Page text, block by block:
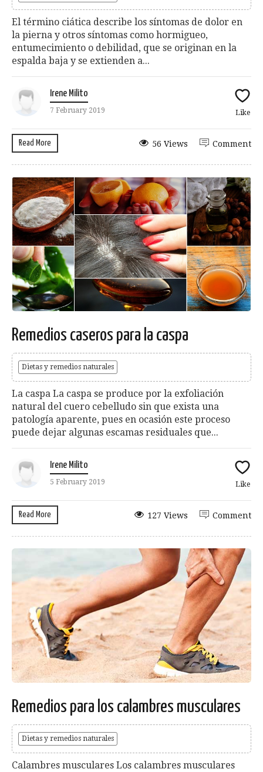
El término ciática describe los síntomas de dolor en
la pierna y otros síntomas como hormigueo,
entumecimiento o debilidad, que se originan en la
espalda baja y se extienden a...
Irene Milito
7 February 2019 Like
Read More Comment
56 Views
Remedios caseros para la caspa
Dietas y remedios naturales
La caspa La caspa se produce por la exfoliación
natural del cuero cebelludo sin que exista una
patología aparente, pues en ocasión este proceso
puede dejar algunas escamas residuales que...
Irene Milito
5 February 2019 Like
Read More Comment
127 Views
Remedios para los calambres musculares
Dietas y remedios naturales
Calambres musculares Los calambres musculares